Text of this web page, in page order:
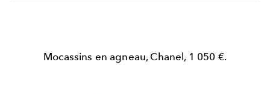
Mocassins en agneau, Chanel, 1 050 €.